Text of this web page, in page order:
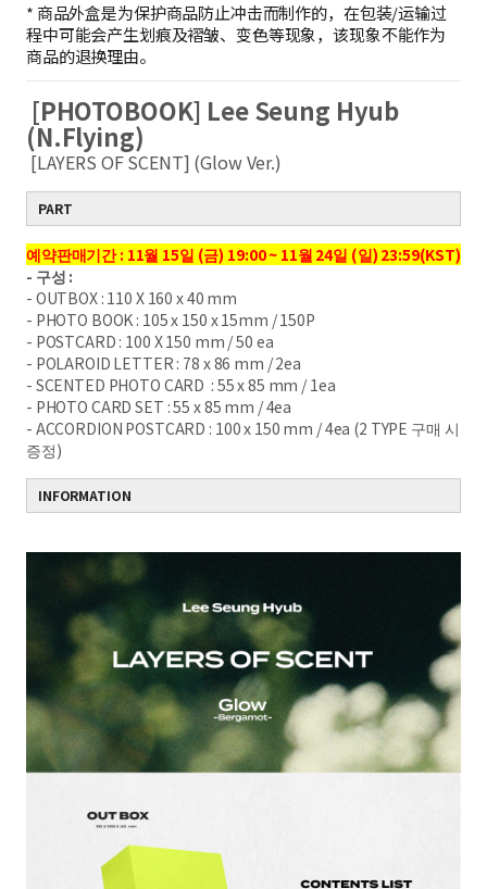
* 商品外盒是为保护商品防止冲击而制作的，在包装/运输过
程中可能会产生划痕及褶皱、变色等现象，该现象不能作为
商品的退换理由。
[PHOTOBOOK] Lee Seung Hyub
(N.Flying)
[LAYERS OF SCENT] (Glow Ver.)
PART
예약판매기간 : 11월 15일 (금) 19:00 ~ 11월 24일 (일) 23:59(KST)
- 구성 :
- OUTBOX : 110 X 160 x 40 mm
- PHOTO BOOK : 105 x 150 x 15mm / 150P
- POSTCARD : 100 X 150 mm / 50 ea
- POLAROID LETTER : 78 x 86 mm / 2ea
- SCENTED PHOTO CARD : 55 x 85 mm / 1ea
- PHOTO CARD SET : 55 x 85 mm / 4ea
- ACCORDION POSTCARD : 100 x 150 mm / 4ea (2 TYPE 구매 시
증정)
INFORMATION